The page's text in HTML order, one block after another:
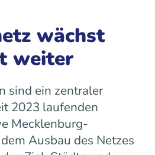
wächst
weiter
sind ein zentraler
2023 laufenden
Mecklenburg-
Ausbau des Netzes